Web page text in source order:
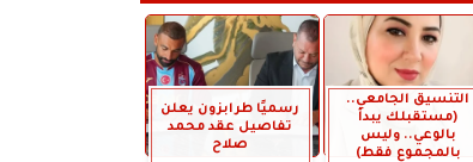
التنسيق الجامعي..
(مستقبلك يبدأ
بالوعي.. وليس
بالمجموع فقط)
رسميًا طرابزون يعلن
تفاصيل عقد محمد
صلاح